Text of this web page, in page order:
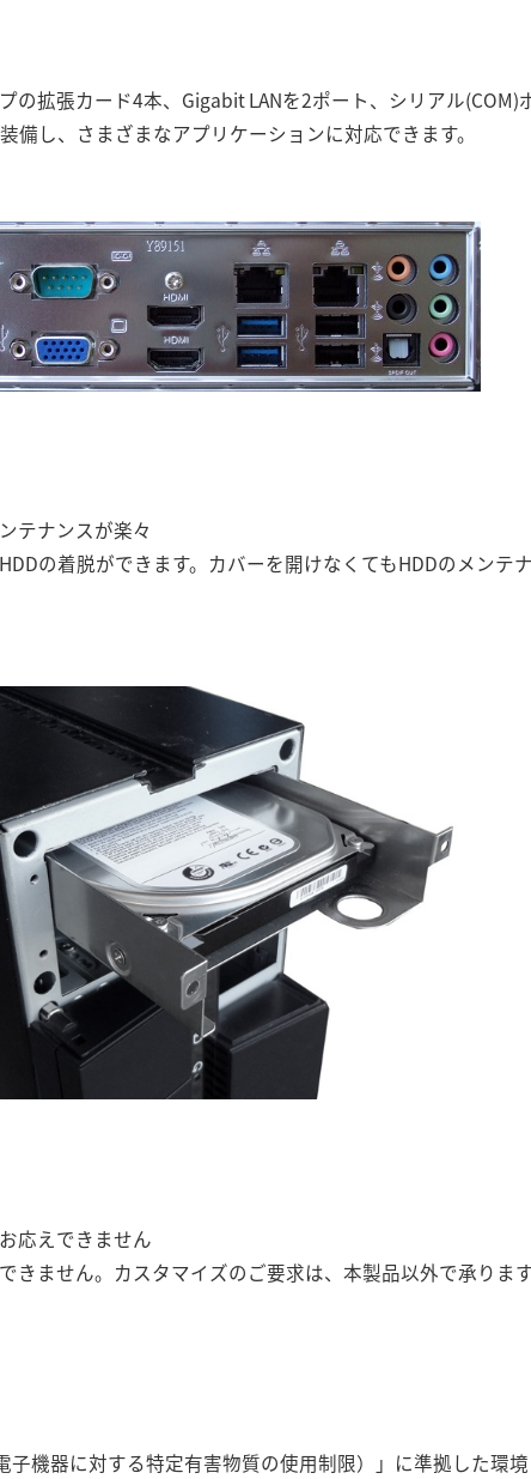
の拡張カード4本、Gigabit LANを2ポート、シリアル(COM)
備し、さまざまなアプリケーションに対応できます。
テナンスが楽々
の着脱ができます。カバーを開けなくてもHDDのメンテ
応えできません
きません。カスタマイズのご要求は、本製品以外で承りま
子機器に対する特定有害物質の使用制限）」に準拠した環